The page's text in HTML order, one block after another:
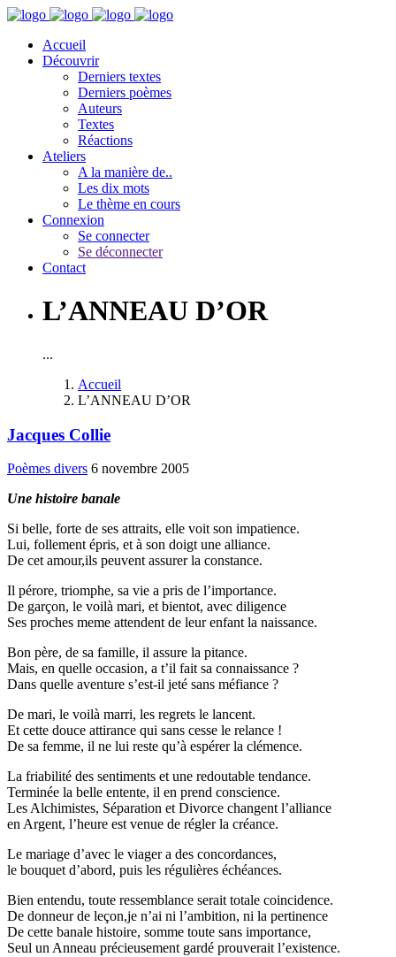
Accueil
Découvrir
Derniers textes
Derniers poèmes
Auteurs
Textes
Réactions
Ateliers
A la manière de..
Les dix mots
Le thème en cours
Connexion
Se connecter
Se déconnecter
Contact
L’ANNEAU D’OR
...
Accueil
L’ANNEAU D’OR
Jacques Collie
Poèmes divers 6 novembre 2005
Une histoire banale
Si belle, forte de ses attraits, elle voit son impatience.
Lui, follement épris, et à son doigt une alliance.
De cet amour,ils peuvent assurer la constance.
Il pérore, triomphe, sa vie a pris de l’importance.
De garçon, le voilà mari, et bientot, avec diligence
Ses proches meme attendent de leur enfant la naissance.
Bon père, de sa famille, il assure la pitance.
Mais, en quelle occasion, a t’il fait sa connaissance ?
Dans quelle aventure s’est-il jeté sans méfiance ?
De mari, le voilà marri, les regrets le lancent.
Et cette douce attirance qui sans cesse le relance !
De sa femme, il ne lui reste qu’à espérer la clémence.
La friabilité des sentiments et une redoutable tendance.
Terminée la belle entente, il en prend conscience.
Les Alchimistes, Séparation et Divorce changent l’alliance
en Argent, l’heure est venue de régler la créance.
Le mariage d’avec le viager a des concordances,
le bouquet d’abord, puis les régulières échéances.
Bien entendu, toute ressemblance serait totale coincidence.
De donneur de leçon,je n’ai ni l’ambition, ni la pertinence
De cette banale histoire, somme toute sans importance,
Seul un Anneau précieusement gardé prouverait l’existence.